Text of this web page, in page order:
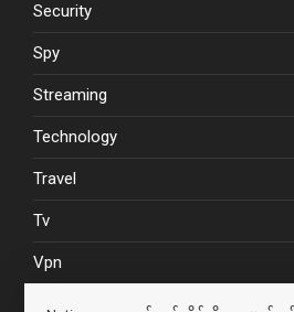
Security
Spy
Streaming
Technology
Travel
Tv
Vpn